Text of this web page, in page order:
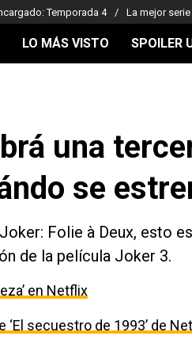
Temporada 4 La mejor
LO MÁS VISTO SPOILER
una
se
Folie à Deux, esto
de la película Joker 3.
en Netflix
‘El secuestro de 1993’ de